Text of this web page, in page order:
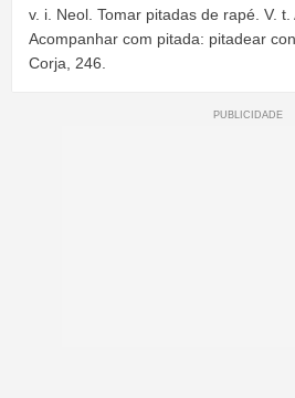
v. i. Neol. Tomar pitadas de rapé. V. t.
Acompanhar com pitada: pitadear
Corja, 246.